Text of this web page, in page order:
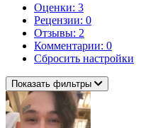
Оценки: 3
Рецензии: 0
Отзывы: 2
Комментарии: 0
Сбросить настройки
Показать фильтры